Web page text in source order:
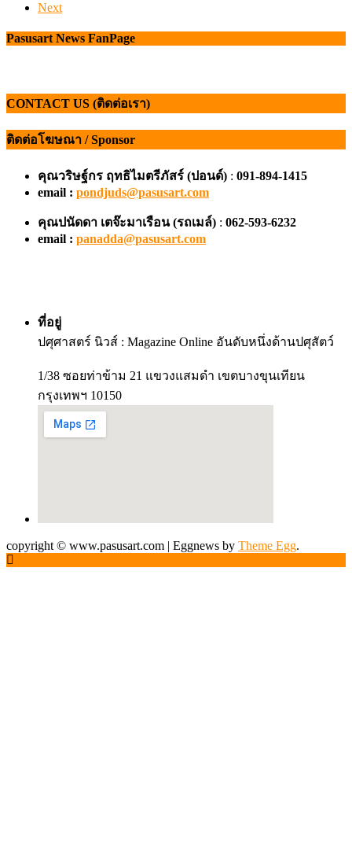
Next
Pasusart News FanPage
CONTACT US (ติดต่อเรา)
ติดต่อโฆษณา / Sponsor
คุณวริษฐ์กร ฤทธิไมตรีภัสร์ (ปอนด์) : 091-894-1415
email : pondjuds@pasusart.com
คุณปนัดดา เตจ๊ะมาเรือน (รถเมล์) : 062-593-6232
email : panadda@pasusart.com
ที่อยู่
ปศุศาสตร์ นิวส์ : Magazine Online อันดับหนึ่งด้านปศุสัตว์
1/38 ซอยท่าข้าม 21 แขวงแสมดำ เขตบางขุนเทียน
กรุงเทพฯ 10150
copyright © www.pasusart.com | Eggnews by Theme Egg.